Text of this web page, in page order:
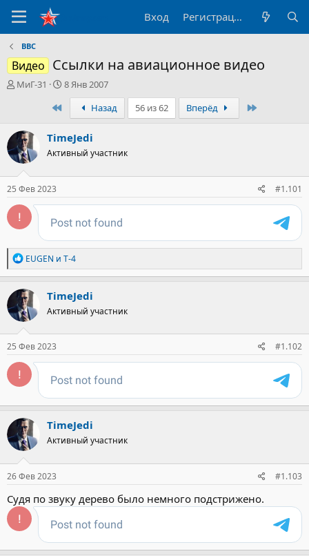
Вход Регистрация
ВВС
Видео Ссылки на авиационное видео
А
р
т
е
м
ы
МиГ-31
Д
н
а
ч
8 Янв 2007
ПервыйНазад 56 из 62 Вперёд
TimeJedi
Активный участник
25 Фев 2023 #1.101
Р
е
а
к
ц
и
и
:
EUGEN и T-4
TimeJedi
Активный участник
25 Фев 2023 #1.102
TimeJedi
Активный участник
26 Фев 2023 #1.103
Судя по звуку дерево было немного подстрижено.